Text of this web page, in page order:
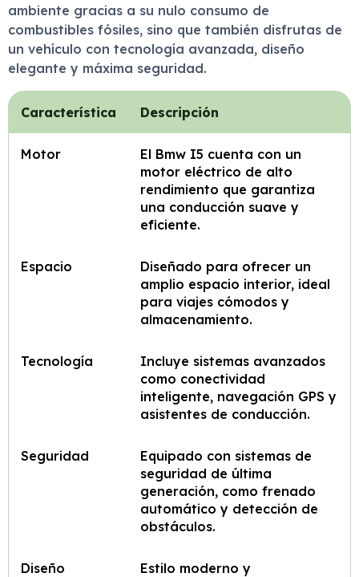
ambiente gracias a su nulo consumo de
combustibles fósiles, sino que también disfrutas de
un vehículo con tecnología avanzada, diseño
elegante y máxima seguridad.
Característica Descripción
Motor
El Bmw I5 cuenta con un
motor eléctrico de alto
rendimiento que garantiza
una conducción suave y
eficiente.
Espacio
Diseñado para ofrecer un
amplio espacio interior, ideal
para viajes cómodos y
almacenamiento.
Tecnología
Incluye sistemas avanzados
como conectividad
inteligente, navegación GPS y
asistentes de conducción.
Seguridad
Equipado con sistemas de
seguridad de última
generación, como frenado
automático y detección de
obstáculos.
Diseño
Estilo moderno y